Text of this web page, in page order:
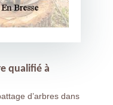
qualifié à
d’arbres dans